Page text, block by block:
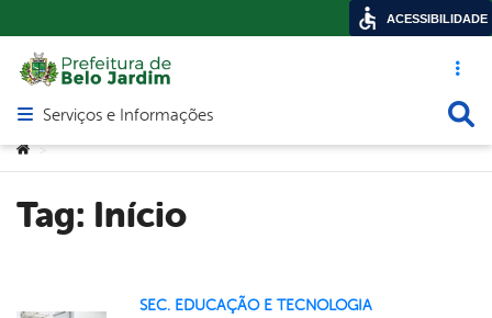
Acesso
Abrir menu principal de navegação
Serviços e Informações
Você está aqui:
>
Tag: Início
SEC. EDUCAÇÃO E TECNOLOGIA
ACESSIBILIDADE